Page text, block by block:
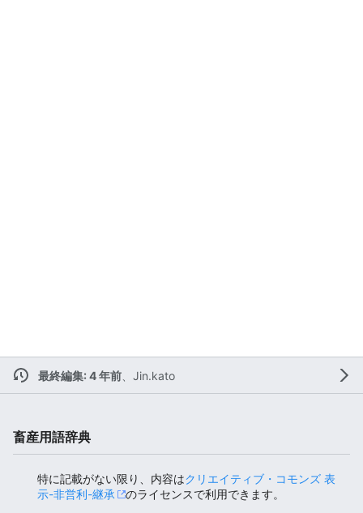
最終編集: 4 年前、 Jin.kato
畜産用語辞典
特に記載がない限り、内容はクリエイティブ・コモンズ 表
示-非営利-継承
のライセンスで利用できます。